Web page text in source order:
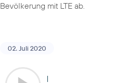
Bevölkerung mit LTE ab.
02. Juli 2020